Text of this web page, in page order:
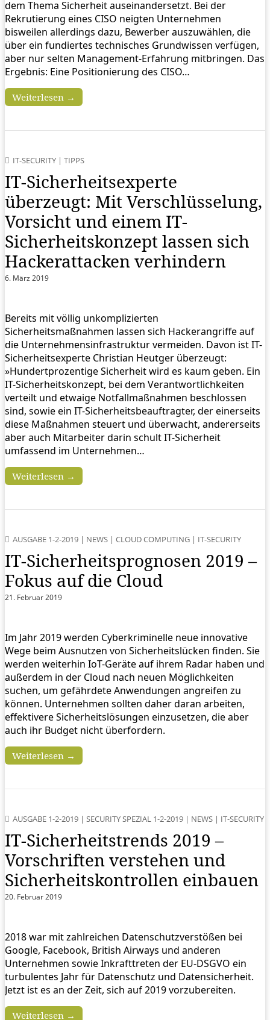
dem Thema Sicherheit auseinandersetzt. Bei der
Rekrutierung eines CISO neigten Unternehmen
bisweilen allerdings dazu, Bewerber auszuwählen, die
über ein fundiertes technisches Grundwissen verfügen,
aber nur selten Management-Erfahrung mitbringen. Das
Ergebnis: Eine Positionierung des CISO…
Weiterlesen →
IT-SECURITY | TIPPS
IT-Sicherheitsexperte
überzeugt: Mit Verschlüsselung,
Vorsicht und einem IT-
Sicherheitskonzept lassen sich
Hackerattacken verhindern
6. März 2019
Bereits mit völlig unkomplizierten
Sicherheitsmaßnahmen lassen sich Hackerangriffe auf
die Unternehmensinfrastruktur vermeiden. Davon ist IT-
Sicherheitsexperte Christian Heutger überzeugt:
»Hundertprozentige Sicherheit wird es kaum geben. Ein
IT-Sicherheitskonzept, bei dem Verantwortlichkeiten
verteilt und etwaige Notfallmaßnahmen beschlossen
sind, sowie ein IT-Sicherheitsbeauftragter, der einerseits
diese Maßnahmen steuert und überwacht, andererseits
aber auch Mitarbeiter darin schult IT-Sicherheit
umfassend im Unternehmen…
Weiterlesen →
AUSGABE 1-2-2019 | NEWS | CLOUD COMPUTING | IT-SECURITY
IT-Sicherheitsprognosen 2019 –
Fokus auf die Cloud
21. Februar 2019
Im Jahr 2019 werden Cyberkriminelle neue innovative
Wege beim Ausnutzen von Sicherheitslücken finden. Sie
werden weiterhin IoT-Geräte auf ihrem Radar haben und
außerdem in der Cloud nach neuen Möglichkeiten
suchen, um gefährdete Anwendungen angreifen zu
können. Unternehmen sollten daher daran arbeiten,
effektivere Sicherheitslösungen einzusetzen, die aber
auch ihr Budget nicht überfordern.
Weiterlesen →
AUSGABE 1-2-2019 | SECURITY SPEZIAL 1-2-2019 | NEWS | IT-SECURITY
IT-Sicherheitstrends 2019 –
Vorschriften verstehen und
Sicherheitskontrollen einbauen
20. Februar 2019
2018 war mit zahlreichen Datenschutzverstößen bei
Google, Facebook, British Airways und anderen
Unternehmen sowie Inkrafttreten der EU-DSGVO ein
turbulentes Jahr für Datenschutz und Datensicherheit.
Jetzt ist es an der Zeit, sich auf 2019 vorzubereiten.
Weiterlesen →